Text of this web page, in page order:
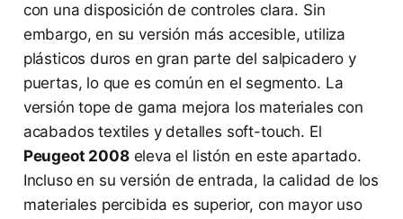
con una disposición de controles clara. Sin
embargo, en su versión más accesible, utiliza
plásticos duros en gran parte del salpicadero y
puertas, lo que es común en el segmento. La
versión tope de gama mejora los materiales con
acabados textiles y detalles soft-touch. El
Peugeot 2008eleva el listón en este apartado.
Incluso en su versión de entrada, la calidad de los
materiales percibida es superior, con mayor uso